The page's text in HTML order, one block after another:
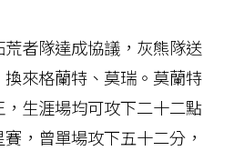
者隊達成協議，灰熊隊送
來格蘭特、莫瑞。莫蘭特
生涯場均可攻下二十二點
，曾單場攻下五十二分，